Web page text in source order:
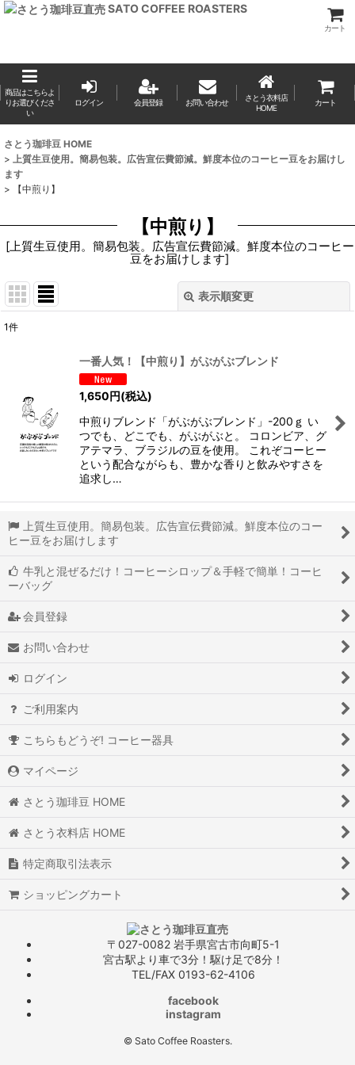
SATO COFFEE ROASTERS
カート
商品はこちらよ
りお選びくださ
い
ログイン 会員登録 お問い合わせ
さとう衣料店
HOME
カート
さとう珈琲豆 HOME
> 上質生豆使用。簡易包装。広告宣伝費節減。鮮度本位のコーヒー豆をお届けし
ます
>
【中煎り】
【中煎り】
[上質生豆使用。簡易包装。広告宣伝費節減。鮮度本位のコーヒー
豆をお届けします]
表示順変更
絞り込む
1件
一番人気！【中煎り】がぶがぶブレンド
1,650円(税込)
中煎りブレンド「がぶがぶブレンド」-200ｇ い
つでも、どこでも、がぶがぶと。 コロンビア、グ
アテマラ、ブラジルの豆を使用。 これぞコーヒー
という配合ながらも、豊かな香りと飲みやすさを
追求し…
上質生豆使用。簡易包装。広告宣伝費節減。鮮度本位のコー
ヒー豆をお届けします
牛乳と混ぜるだけ！コーヒーシロップ＆手軽で簡単！コーヒ
ーバッグ
会員登録
お問い合わせ
ログイン
ご利用案内
こちらもどうぞ! コーヒー器具
マイページ
さとう珈琲豆 HOME
さとう衣料店 HOME
特定商取引法表示
ショッピングカート
〒027-0082 岩手県宮古市向町5-1
宮古駅より車で3分！駆け足で8分！
TEL/FAX 0193-62-4106
facebook
instagram
© Sato Coffee Roasters.